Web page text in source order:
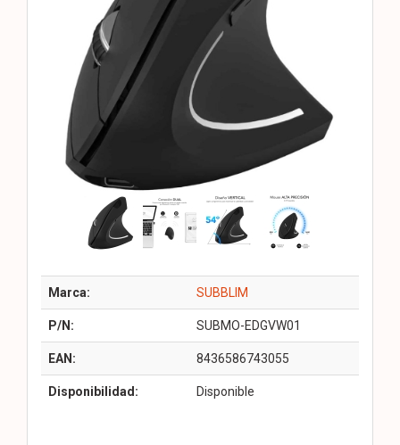
Marca: SUBBLIM
P/N: SUBMO-EDGVW01
EAN: 8436586743055
Disponibilidad: Disponible